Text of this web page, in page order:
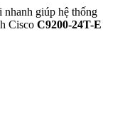
nhanh giúp hệ thống
Cisco C9200-24T-E